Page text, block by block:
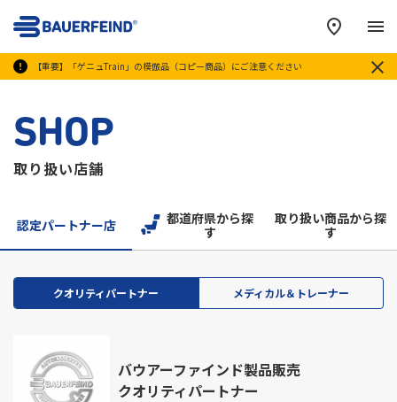
【重要】「ゲニュTrain」の模倣品（コピー商品）にご注意ください
メ
SHOP
取り扱い店舗
認定パートナー店
都道府県から探
す
取り扱い商品から探
す
クオリティパートナー メディカル＆トレーナー
バウアーファインド製品販売
クオリティパートナー